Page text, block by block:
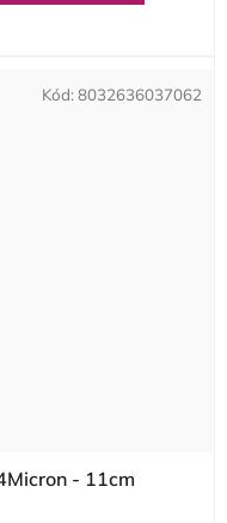
- 11cm
Kód: 8032636037062